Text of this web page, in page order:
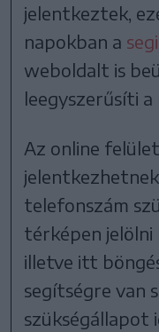
jelentkeztek,
napokban a
weboldalt is
leegyszerűsíti
Az online
telefonszám
térképen jelölni
illetve itt
segítségre van
szükségállapot